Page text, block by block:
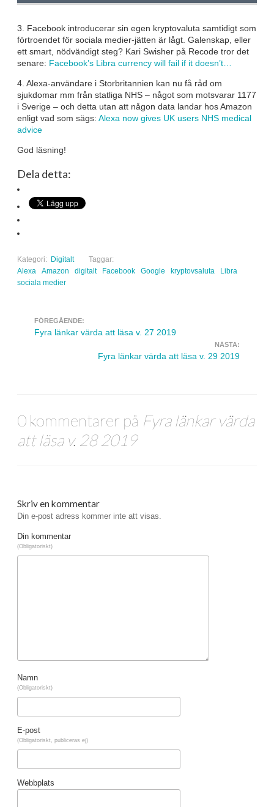
3. Facebook introducerar sin egen kryptovaluta samtidigt som
förtroendet för sociala medier-jätten är lågt. Galenskap, eller
ett smart, nödvändigt steg? Kari Swisher på Recode tror det
senare: Facebook’s Libra currency will fail if it doesn’t…
4. Alexa-användare i Storbritannien kan nu få råd om
sjukdomar mm från statliga NHS – något som motsvarar 1177
i Sverige – och detta utan att någon data landar hos Amazon
enligt vad som sägs: Alexa now gives UK users NHS medical
advice
God läsning!
Dela detta:
Kategori: Digitalt
Taggar:
Alexa
Amazon digitalt Facebook Google kryptovsaluta
Libra
sociala medier
Navigera inlägg
FÖREGÅENDE:
Fyra länkar värda att läsa v. 27 2019
NÄSTA:
Fyra länkar värda att läsa v. 29 2019
0 kommentarer på Fyra länkar värda
att läsa v. 28 2019
Skriv en kommentar
Din e-post adress kommer inte att visas.
Din kommentar
(Obligatoriskt)
Namn
(Obligatoriskt)
E-post
(Obligatoriskt, publiceras ej)
Webbplats